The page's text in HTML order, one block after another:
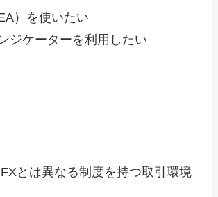
）を使いたい
ジケーターを利用したい
とは異なる制度を持つ取引環境